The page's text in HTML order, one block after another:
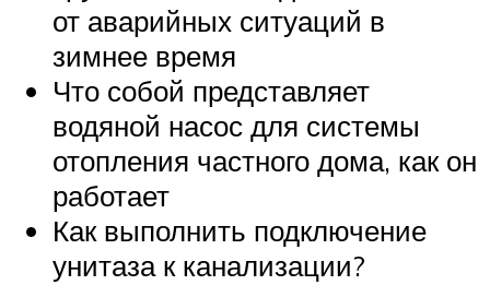
от аварийных ситуаций в
зимнее время
Что собой представляет
водяной насос для системы
отопления частного дома, как он
работает
Как выполнить подключение
унитаза к канализации?